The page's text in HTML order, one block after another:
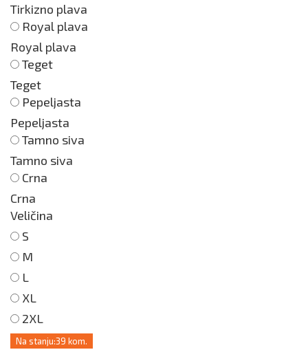
Tirkizno plava
Royal plava
Royal plava
Teget
Teget
Pepeljasta
Pepeljasta
Tamno siva
Tamno siva
Crna
Crna
Veličina
S
M
L
XL
2XL
Na stanju:39 kom.